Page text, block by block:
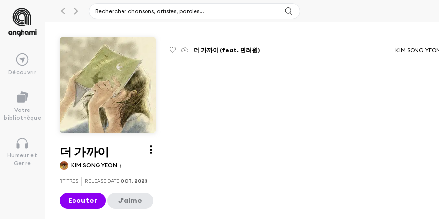
Découvrir
Votre
bibliothèque
Humeur et
Genre
더 가까이
KIM SONG YEON
1TITRES RELEASE DATE OCT. 2023
Écouter J'aime
더 가까이 (feat. 민려원) KIM SONG